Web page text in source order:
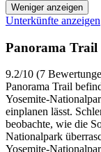
Weniger anzeigen
Unterkünfte anzeigen
Panorama Trail
9.2/10 (7
Panorama Trail
Yosemite-
einplanen lässt.
beobachte, wie die
Nationalpark
Yosemite-